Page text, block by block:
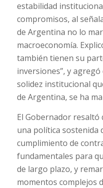
estabilidad
compromisos, al
de Argentina no lo
macroeconomía.
también tienen su
inversiones”, y
solidez institucional
de Argentina, se ha
El Gobernador
una política sostenida
cumplimiento de
fundamentales para
de largo plazo, y
momentos complejos